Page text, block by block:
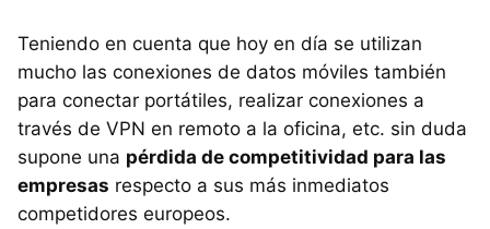
Teniendo en cuenta que hoy en día se utilizan
mucho las conexiones de datos móviles también
para conectar portátiles, realizar conexiones a
través de VPN en remoto a la oficina, etc. sin duda
supone una pérdida de competitividad para las
empresas respecto a sus más inmediatos
competidores europeos.